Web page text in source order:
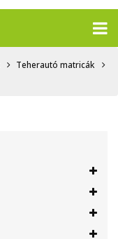
Teherautó matricák